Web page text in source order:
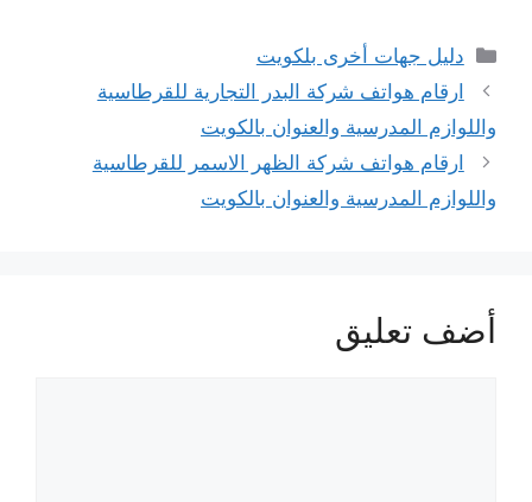
التصنيفات
دليل جهات أخرى بلكويت
ارقام هواتف شركة البدر التجارية للقرطاسية
واللوازم المدرسية والعنوان بالكويت
ارقام هواتف شركة الظهر الاسمر للقرطاسية
واللوازم المدرسية والعنوان بالكويت
أضف تعليق